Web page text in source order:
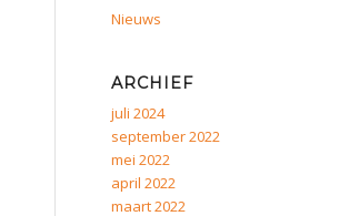
Nieuws
ARCHIEF
juli 2024
september 2022
mei 2022
april 2022
maart 2022